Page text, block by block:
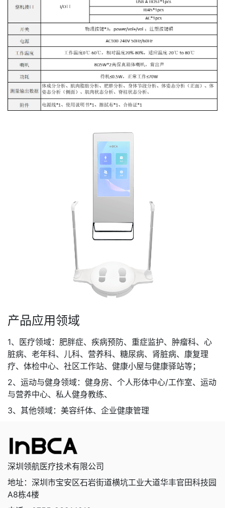
产品应用领域
1、医疗领域：肥胖症、疾病预防、重症监护、肿瘤科、心
脏病、老年科、儿科、营养科、糖尿病、肾脏病、康复理
疗、体检中心、社区工作站、健康小屋与健康驿站等；
2、运动与健身领域：健身房、个人形体中心/工作室、运动
与营养中心、私人健身教练、
3、其他领域：美容纤体、企业健康管理
深圳领航医疗技术有限公司
地址：深圳市宝安区石岩街道横坑工业大道华丰官田科技园
A8栋4楼